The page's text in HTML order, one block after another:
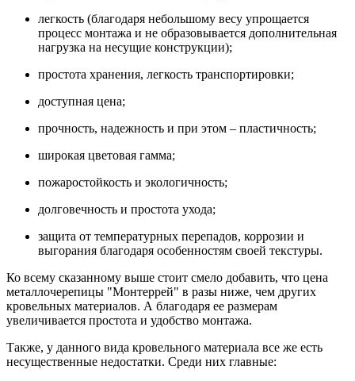
легкость (благодаря небольшому весу упрощается
процесс монтажа и не образовывается дополнительная
нагрузка на несущие конструкции);
простота хранения, легкость транспортировки;
доступная цена;
прочность, надежность и при этом – пластичность;
широкая цветовая гамма;
пожаростойкость и экологичность;
долговечность и простота ухода;
защита от температурных перепадов, коррозии и
выгорания благодаря особенностям своей текстуры.
Ко всему сказанному выше стоит смело добавить, что цена
металлочерепицы "Монтеррей" в разы ниже, чем других
кровельных материалов. А благодаря ее размерам
увеличивается простота и удобство монтажа.
Также, у данного вида кровельного материала все же есть
несущественные недостатки. Среди них главные: